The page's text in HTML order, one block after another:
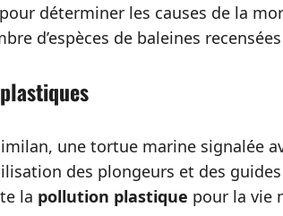
déterminer les causes de la
d’espèces de baleines
une tortue marine signalée
des plongeurs et des guides
la pollution plastique pour la vie